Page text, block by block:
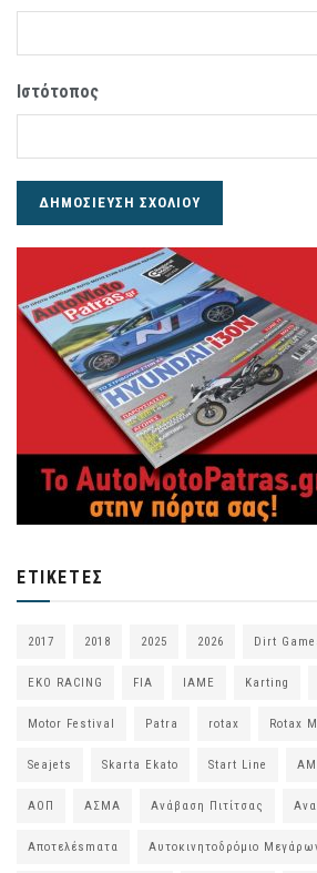
Ιστότοπος
ΕΤΙΚΈΤΕΣ
2017 2018 2025 2026 Dirt
EKO RACING FIA IAME Karting
Motor Festival Patra rotax Rotax
Seajets Skarta Ekato Start Line
ΑΟΠ ΑΣΜΑ Ανάβαση Πιτίτσας
Αποτελέsmατα Αυτοκινητοδρόμιο